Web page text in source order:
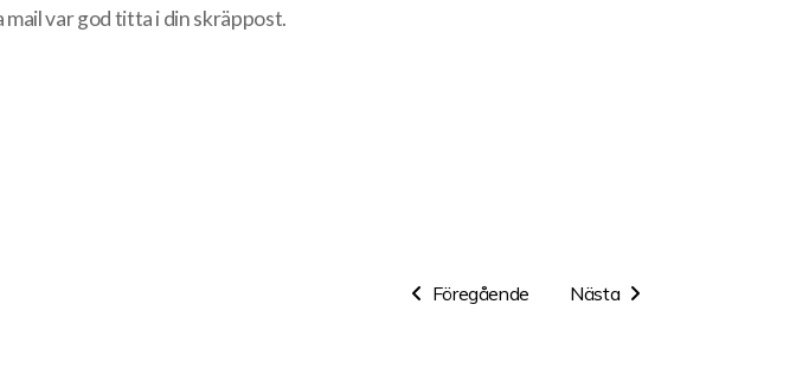
var god titta i din skräppost.
Föregående Nästa